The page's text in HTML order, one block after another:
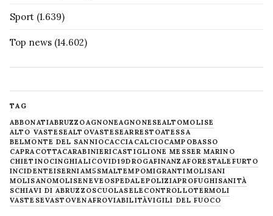
Sport (1.639)
Top news (14.602)
TAG
ABBONATIABRUZZOAGNONEAGNONESEALTOMOLISE
ALTO VASTESEALTOVASTESEARRESTOATESSA
BELMONTE DEL SANNIOCACCIACALCIOCAMPOBASSO
CAPRACOTTACARABINIERICASTIGLIONE MESSER MARINO
CHIETINOCINGHIALICOVID19DROGAFINANZAFORESTALE FURTO
INCIDENTEISERNIAM5SMALTEMPOMIGRANTIMOLISANI
MOLISANOMOLISENEVE OSPEDALEPOLIZIAPROFUGHISANITÀ
SCHIAVI DI ABRUZZOSCUOLASELECONTROLLOTERMOLI
VASTESEVASTOVENAFROVIABILITÀVIGILI DEL FUOCO